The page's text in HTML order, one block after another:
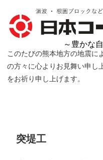
～豊かな
このたびの熊本地方の地震に
の方々に心よりお見舞い申し
をお祈り申し上げます。
突堤工